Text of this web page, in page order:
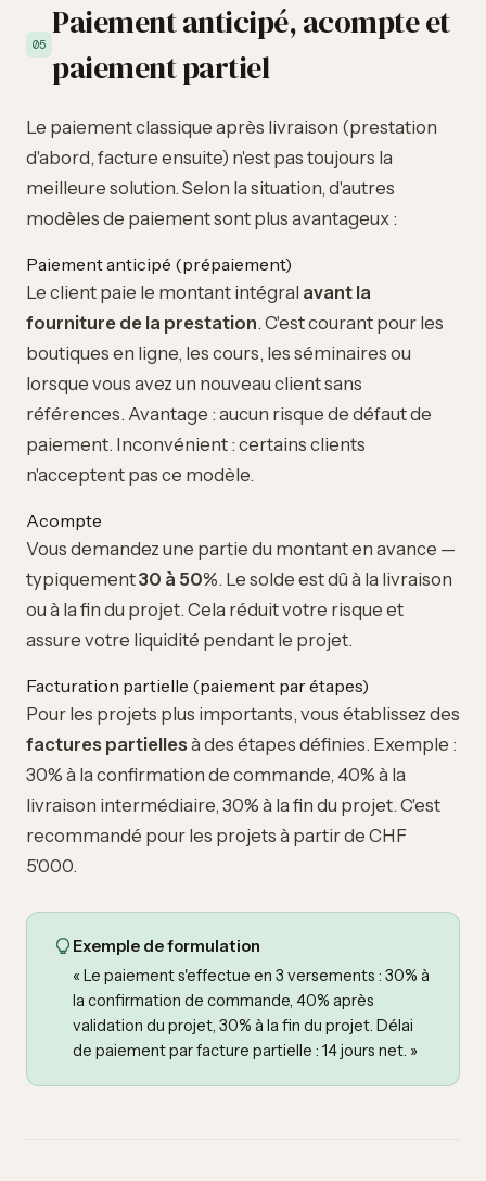
05
Paiement anticipé, acompte et
paiement partiel
Le paiement classique après livraison (prestation
d'abord, facture ensuite) n'est pas toujours la
meilleure solution. Selon la situation, d'autres
modèles de paiement sont plus avantageux :
Paiement anticipé (prépaiement)
Le client paie le montant intégral avant la
fourniture de la prestation. C'est courant pour les
boutiques en ligne, les cours, les séminaires ou
lorsque vous avez un nouveau client sans
références. Avantage : aucun risque de défaut de
paiement. Inconvénient : certains clients
n'acceptent pas ce modèle.
Acompte
Vous demandez une partie du montant en avance —
typiquement30 à 50%. Le solde est dû à la livraison
ou à la fin du projet. Cela réduit votre risque et
assure votre liquidité pendant le projet.
Facturation partielle (paiement par étapes)
Pour les projets plus importants, vous établissez des
factures partielles à des étapes définies. Exemple :
30% à la confirmation de commande, 40% à la
livraison intermédiaire, 30% à la fin du projet. C'est
recommandé pour les projets à partir de CHF
5'000.
Exemple de formulation
« Le paiement s'effectue en 3 versements : 30% à
la confirmation de commande, 40% après
validation du projet, 30% à la fin du projet. Délai
de paiement par facture partielle : 14 jours net. »